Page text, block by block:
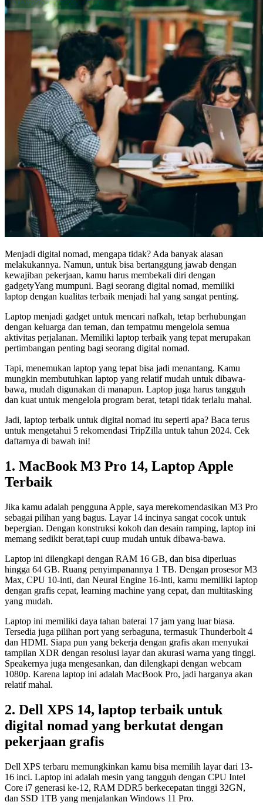
Menjadi digital nomad, mengapa tidak? Ada banyak alasan
melakukannya. Namun, untuk bisa bertanggung jawab dengan
kewajiban pekerjaan, kamu harus membekali diri dengan
gadgetyYang mumpuni. Bagi seorang digital nomad, memiliki
laptop dengan kualitas terbaik menjadi hal yang sangat penting.
Laptop menjadi gadget untuk mencari nafkah, tetap berhubungan
dengan keluarga dan teman, dan tempatmu mengelola semua
aktivitas perjalanan. Memiliki laptop terbaik yang tepat merupakan
pertimbangan penting bagi seorang digital nomad.
Tapi, menemukan laptop yang tepat bisa jadi menantang. Kamu
mungkin membutuhkan laptop yang relatif mudah untuk dibawa-
bawa, mudah digunakan di manapun. Laptop juga harus tangguh
dan kuat untuk mengelola program berat, tetapi tidak terlalu mahal.
Jadi, laptop terbaik untuk digital nomad itu seperti apa? Baca terus
untuk mengetahui 5 rekomendasi TripZilla untuk tahun 2024. Cek
daftarnya di bawah ini!
1. MacBook M3 Pro 14, Laptop Apple
Terbaik
Jika kamu adalah pengguna Apple, saya merekomendasikan M3 Pro
sebagai pilihan yang bagus. Layar 14 incinya sangat cocok untuk
bepergian. Dengan konstruksi kokoh dan desain ramping, laptop ini
memang sedikit berat,tapi cuup mudah untuk dibawa-bawa.
Laptop ini dilengkapi dengan RAM 16 GB, dan bisa diperluas
hingga 64 GB. Ruang penyimpanannya 1 TB. Dengan prosesor M3
Max, CPU 10-inti, dan Neural Engine 16-inti, kamu memiliki laptop
dengan grafis cepat, learning machine yang cepat, dan multitasking
yang mudah.
Laptop ini memiliki daya tahan baterai 17 jam yang luar biasa.
Tersedia juga pilihan port yang serbaguna, termasuk Thunderbolt 4
dan HDMI. Siapa pun yang bekerja dengan grafis akan menyukai
tampilan XDR dengan resolusi layar dan akurasi warna yang tinggi.
Speakernya juga mengesankan, dan dilengkapi dengan webcam
1080p. Karena laptop ini adalah MacBook Pro, jadi harganya akan
relatif mahal.
2. Dell XPS 14, laptop terbaik untuk
digital nomad yang berkutat dengan
pekerjaan grafis
Dell XPS terbaru memungkinkan kamu bisa memilih layar dari 13-
16 inci. Laptop ini adalah mesin yang tangguh dengan CPU Intel
Core i7 generasi ke-12, RAM DDR5 berkecepatan tinggi 32GN,
dan SSD 1TB yang menjalankan Windows 11 Pro.